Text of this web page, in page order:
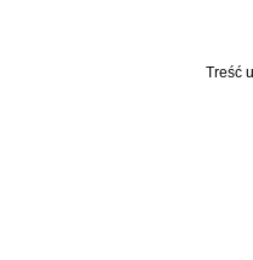
Treść